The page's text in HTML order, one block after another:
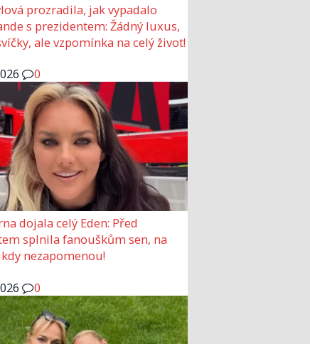
prozradila, jak vypadalo
s prezidentem: Žádný luxus,
ale vzpomínka na celý život!
0
dojala celý Eden: Před
splnila fanouškům sen, na
nezapomenou!
0